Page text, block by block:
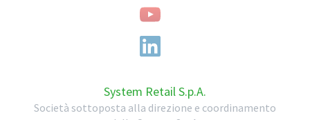
System Retail S.p.A.
Società sottoposta alla direzione e coordinamento